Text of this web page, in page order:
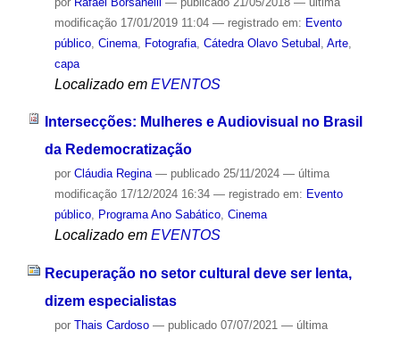
modificação17/01/2019 11:04 — registrado em: Evento
público, Cinema, Fotografia, Cátedra Olavo Setubal Arte,
capa
Localizado em EVENTOS
Intersecções: Mulheres e Audiovisual no Brasil
da Redemocratização
por Cláudia Regina — publicado25/11/2024 — última
modificação17/12/2024 16:34 — registrado em: Evento
público, Programa Ano Sabático, Cinema
Localizado em EVENTOS
Recuperação no setor cultural deve ser lenta,
dizem especialistas
por Thais Cardoso — publicado07/07/2021 — última